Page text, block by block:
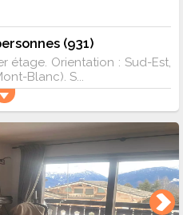
(931)
étage. Orientation : Sud-Est,
Blanc). S...